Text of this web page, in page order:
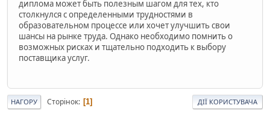
диплома может быть полезным шагом для тех, кто
столкнулся с определенными трудностями в
образовательном процессе или хочет улучшить свои
шансы на рынке труда. Однако необходимо помнить о
возможных рисках и тщательно подходить к выбору
поставщика услуг.
НАГОРУ Сторінок 1 ДІЇ КОРИСТУВАЧА